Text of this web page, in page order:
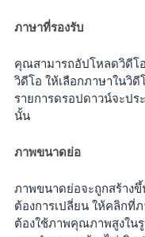
ภาษาที่รองรับ
คุณสามารถอัปโหลดวิดีโ
วิดีโอ ให้เลือกภาษาในวิ
รายการดรอปดาวน์จะป
นั้น
ภาพขนาดย่อ
ภาพขนาดย่อจะถูกสร้าง
ต้องการเปลี่ยน ให้คลิก
ต้องใช้ภาพคุณภาพสูงใน